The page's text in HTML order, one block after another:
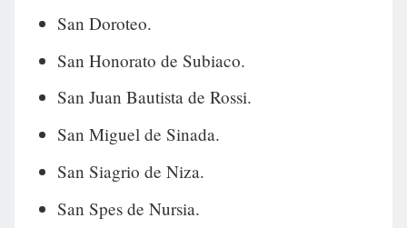
San Doroteo.
San Honorato de Subiaco.
San Juan Bautista de Rossi.
San Miguel de Sinada.
San Siagrio de Niza.
San Spes de Nursia.